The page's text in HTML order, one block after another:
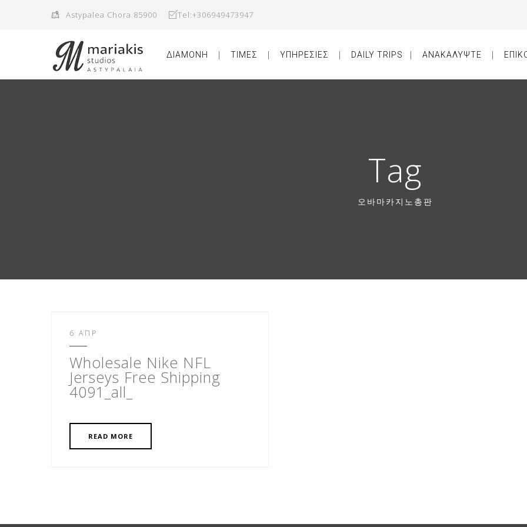
Astypalea Chora 85900 Tel:+306949473947
ΔΙΑΜΟΝΗ ΤΙΜΕΣ ΥΠΗΡΕΣΙΕΣ DAILY TRIPS ΑΝΑΚΑΛΥΨΤΕ
Tag
오바마카지노총판
6 ΑΠΡ
Wholesale Nike NFL
Jerseys Free Shipping
4091_all_
READ MORE